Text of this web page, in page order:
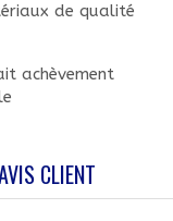
de qualité
achèvement
CLIENT